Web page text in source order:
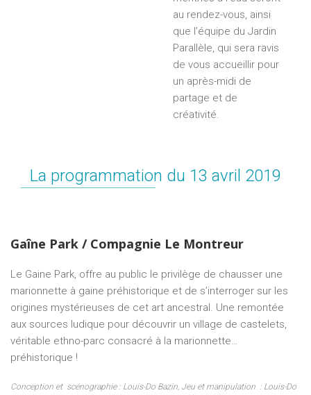
au rendez-vous, ainsi
que l’équipe du Jardin
Parallèle, qui sera ravis
de vous accueillir pour
un après-midi de
partage et de
créativité.
La programmation du 13 avril 2019
Gaîne Park / Compagnie Le Montreur
Le Gaine Park, offre au public le privilège de chausser une
marionnette à gaine préhistorique et de s’interroger sur les
origines mystérieuses de cet art ancestral. Une remontée
aux sources ludique pour découvrir un village de castelets,
véritable ethno-parc consacré à la marionnette…
préhistorique !
Conception et scénographie : Louis-Do Bazin, Jeu et manipulation : Louis-Do